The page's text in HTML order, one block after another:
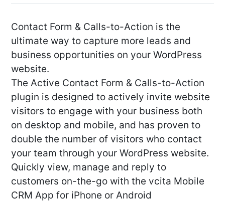
Contact Form & Calls-to-Action is the
ultimate way to capture more leads and
business opportunities on your WordPress
website.
The Active Contact Form & Calls-to-Action
plugin is designed to actively invite website
visitors to engage with your business both
on desktop and mobile, and has proven to
double the number of visitors who contact
your team through your WordPress website.
Quickly view, manage and reply to
customers on-the-go with the vcita Mobile
CRM App for iPhone or Android